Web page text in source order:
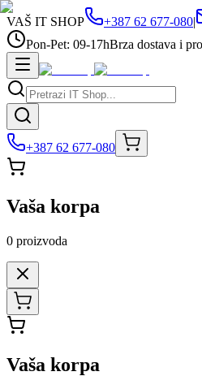
VAŠ IT SHOP +387 62 677-080|
Pon-Pet: 09-17hBrza dostava i
+387 62 677-080
Vaša korpa
0 proizvoda
Vaša korpa